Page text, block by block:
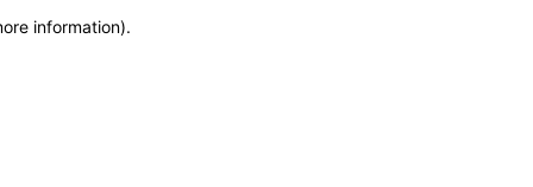
information).